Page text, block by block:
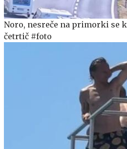
Noro, nesreče na primorki se
četrtič #foto